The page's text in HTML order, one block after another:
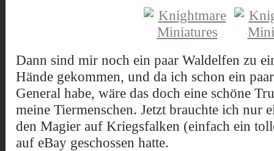
Dann sind mir noch ein paar Waldelfen zu
Hände gekommen, und da ich schon ein
General habe, wäre das doch eine schöne
meine Tiermenschen. Jetzt brauchte ich nur
den Magier auf Kriegsfalken (einfach ein
auf eBay geschossen hatte.